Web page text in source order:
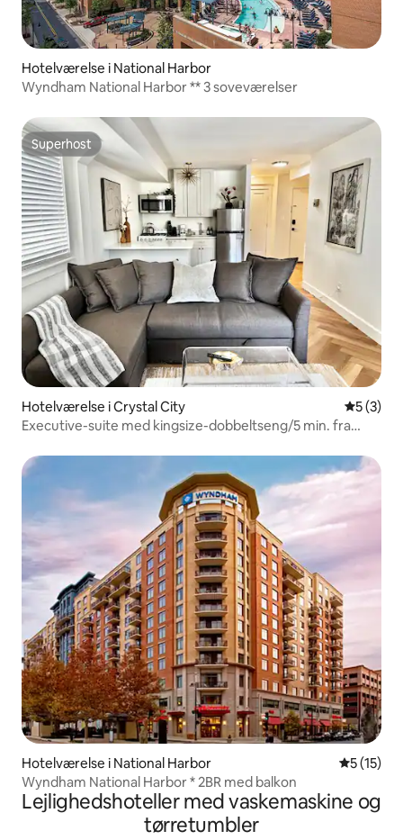
Hotelværelse i National Harbor
Wyndham National Harbor ** 3 soveværelser
Superhost
Superhost
Hotelværelse i Crystal City 5 ud af 5
5 (3)
Executive-suite med kingsize-dobbeltseng/5 min. fra
Hotelværelse i National Harbor 5 ud af 5
5 (15)
Wyndham National Harbor * 2BR med balkon
Lejlighedshoteller med vaskemaskine og
tørretumbler